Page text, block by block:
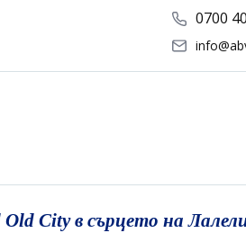
0700
в сърцето на Лалели,